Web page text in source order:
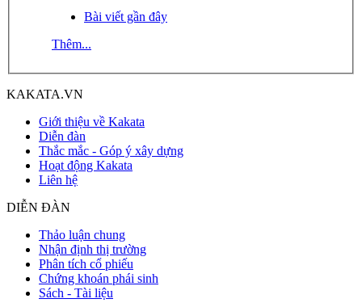
Bài viết gần đây
Thêm...
KAKATA.VN
Giới thiệu về Kakata
Diễn đàn
Thắc mắc - Góp ý xây dựng
Hoạt động Kakata
Liên hệ
DIỄN ĐÀN
Thảo luận chung
Nhận định thị trường
Phân tích cổ phiếu
Chứng khoán phái sinh
Sách - Tài liệu